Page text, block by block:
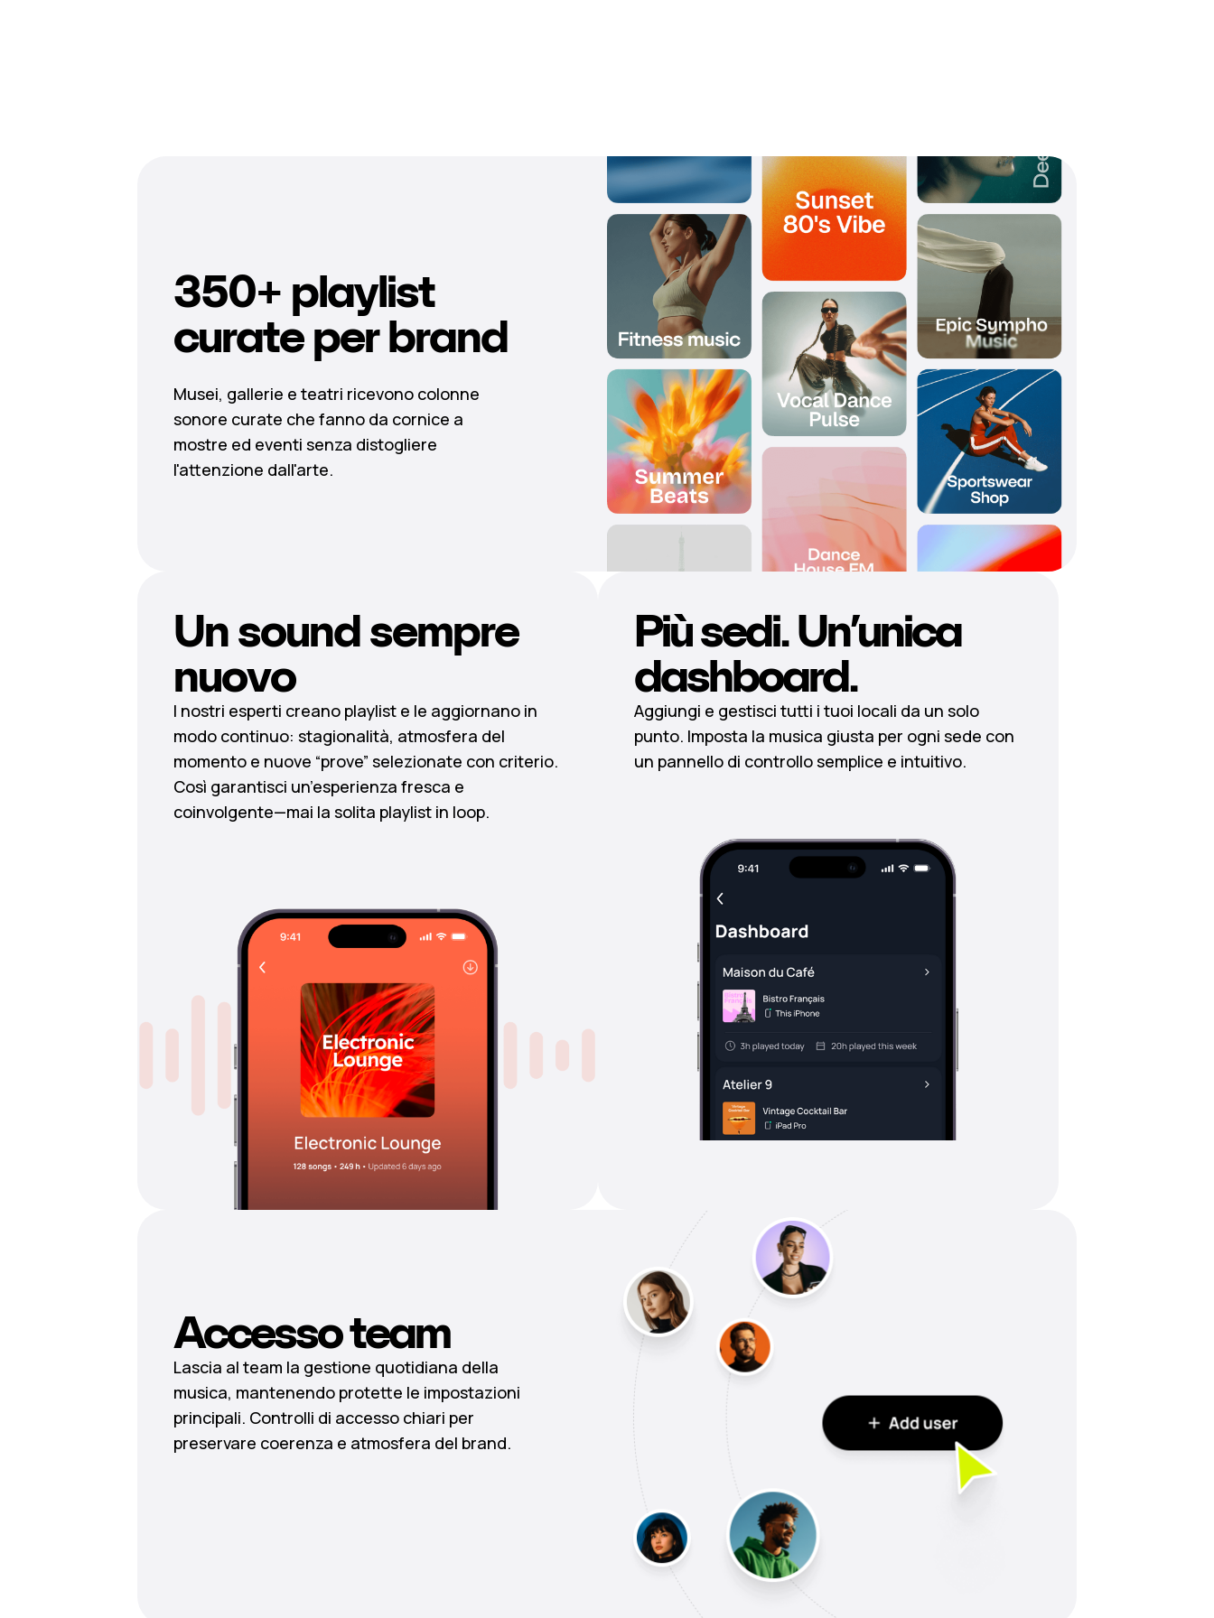
350+ playlist
curate per brand
Musei, gallerie e teatri ricevono colonne
sonore curate che fanno da cornice a
mostre ed eventi senza distogliere
l'attenzione dall'arte.
Un sound sempre
nuovo
I nostri esperti creano playlist e le aggiornano in
modo continuo: stagionalità, atmosfera del
momento e nuove “prove” selezionate con criterio.
Così garantisci un’esperienza fresca e
coinvolgente—mai la solita playlist in loop.
Più sedi. Un’unica
dashboard.
Aggiungi e gestisci tutti i tuoi locali da un solo
punto. Imposta la musica giusta per ogni sede con
un pannello di controllo semplice e intuitivo.
Accesso team
Lascia al team la gestione quotidiana della
musica, mantenendo protette le impostazioni
principali. Controlli di accesso chiari per
preservare coerenza e atmosfera del brand.